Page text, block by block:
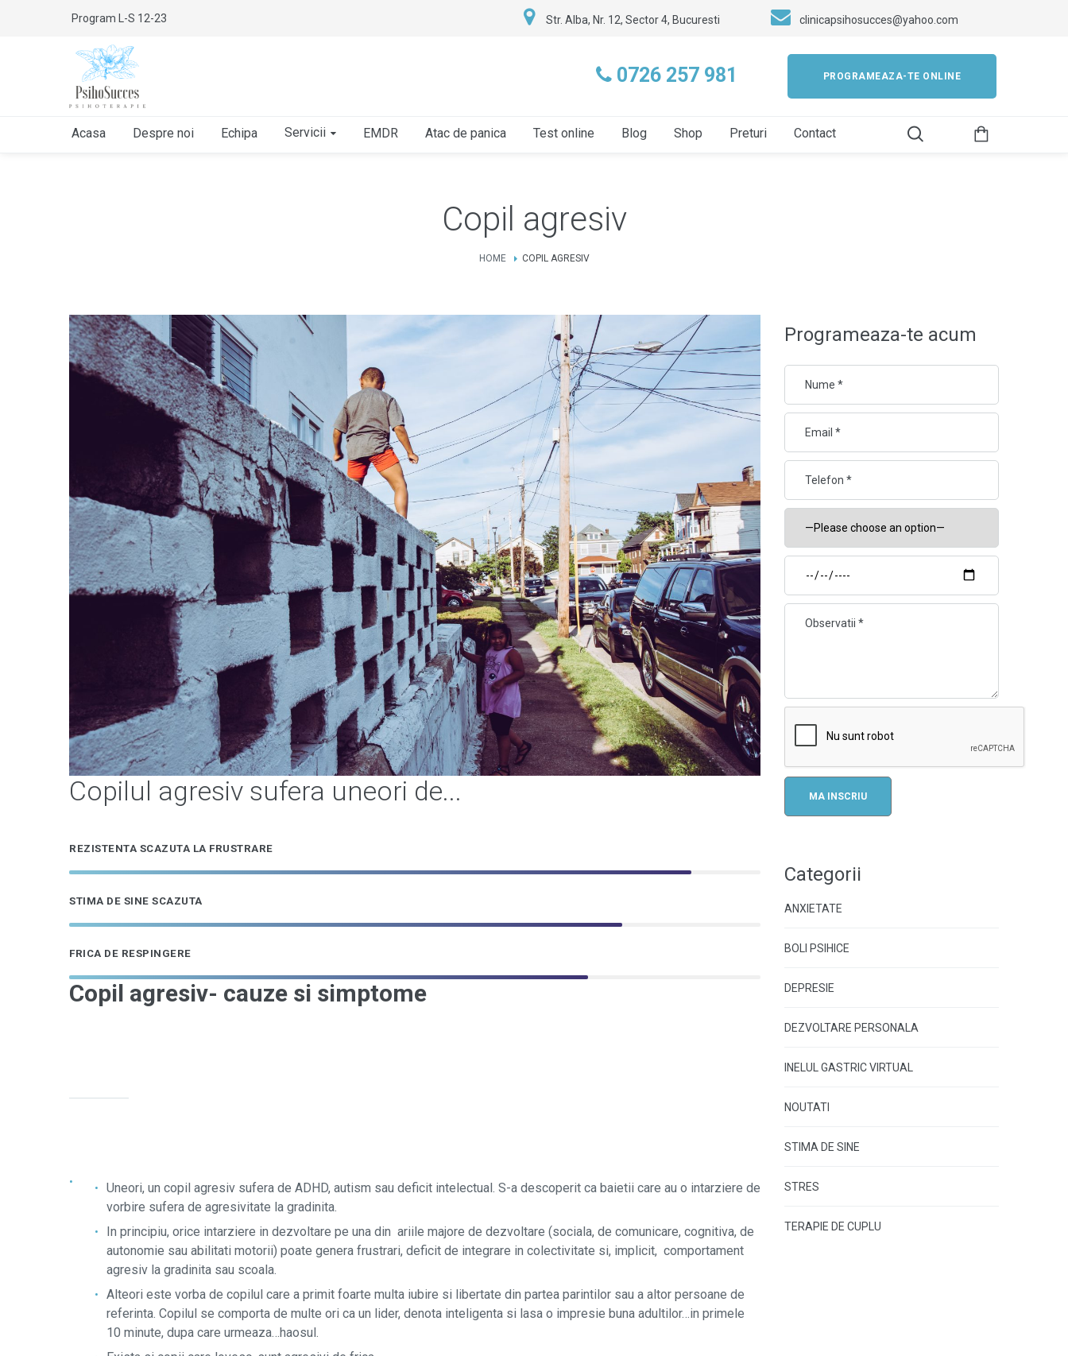
Program L-S 12-23 Str. Alba, Nr. 12, Sector 4, Bucuresti clinicapsihosucces@yahoo.com
0726 257 981 PROGRAMEAZA-TE ONLINE
Acasa Despre noi Echipa Servicii EMDR Atac de panica Test online Blog Shop Preturi Contact
Copil agresiv
HOME COPIL AGRESIV
Copilul agresiv sufera uneori de...
REZISTENTA SCAZUTA LA FRUSTRARE
STIMA DE SINE SCAZUTA
FRICA DE RESPINGERE
Copil agresiv- cauze si simptome
Uneori, un copil agresiv sufera de ADHD, autism sau deficit intelectual. S-a descoperit ca baietii care au o intarziere de
vorbire sufera de agresivitate la gradinita.
In principiu, orice intarziere in dezvoltare pe una din ariile majore de dezvoltare (sociala, de comunicare, cognitiva, de
autonomie sau abilitati motorii) poate genera frustrari, deficit de integrare in colectivitate si, implicit, comportament
agresiv la gradinita sau scoala.
Alteori este vorba de copilul care a primit foarte multa iubire si libertate din partea parintilor sau a altor persoane de
referinta. Copilul se comporta de multe ori ca un lider, denota inteligenta si lasa o impresie buna adultilor…in primele
10 minute, dupa care urmeaza…haosul.
Programeaza-te acum
Categorii
ANXIETATE
BOLI PSIHICE
DEPRESIE
DEZVOLTARE PERSONALA
INELUL GASTRIC VIRTUAL
NOUTATI
STIMA DE SINE
STRES
TERAPIE DE CUPLU